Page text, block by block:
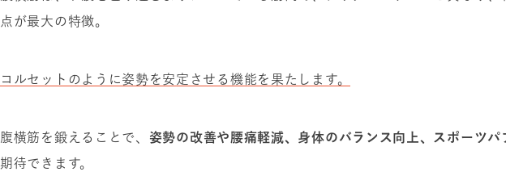
点が最大の特徴。
コルセットのように姿勢を安定させる機能を果たします。
腹横筋を鍛えることで、 姿勢の改善や腰痛軽減、身体のバランス向上、スポーツ
期待できます。